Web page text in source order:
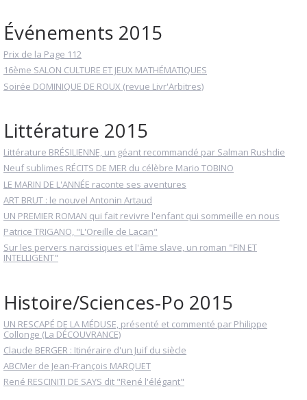
Événements 2015
Prix de la Page 112
16ème SALON CULTURE ET JEUX MATHÉMATIQUES
Soirée DOMINIQUE DE ROUX (revue Livr'Arbitres)
Littérature 2015
Littérature BRÉSILIENNE, un géant recommandé par Salman Rushdie
Neuf sublimes RÉCITS DE MER du célèbre Mario TOBINO
LE MARIN DE L'ANNÉE raconte ses aventures
ART BRUT : le nouvel Antonin Artaud
UN PREMIER ROMAN qui fait revivre l'enfant qui sommeille en nous
Patrice TRIGANO, "L'Oreille de Lacan"
Sur les pervers narcissiques et l'âme slave, un roman "FIN ET
INTELLIGENT"
Histoire/Sciences-Po 2015
UN RESCAPÉ DE LA MÉDUSE, présenté et commenté par Philippe
Collonge (La DÉCOUVRANCE)
Claude BERGER : Itinéraire d'un Juif du siècle
ABCMer de Jean-François MARQUET
René RESCINITI DE SAYS dit "René l'élégant"